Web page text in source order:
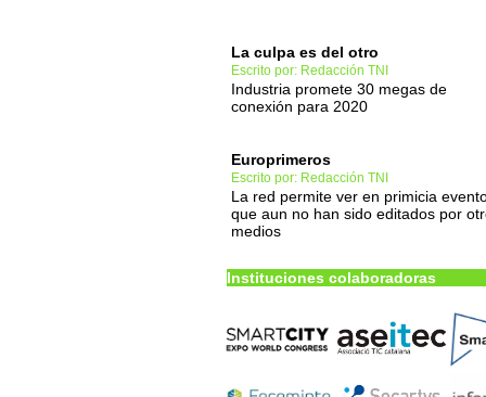
La culpa es del otro
Escrito por: Redacción TNI
Industria promete 30 megas de
conexión para 2020
Europrimeros
Escrito por: Redacción TNI
La red permite ver en primicia
que aun no han sido editados por
medios
Instituciones colaboradoras